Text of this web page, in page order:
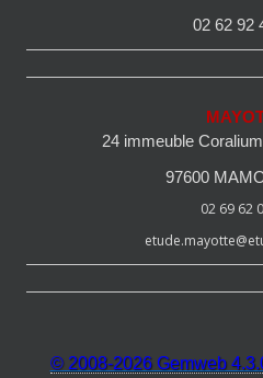
02 62 92
24 immeuble
97600
02 69 62
© 2008-2026 Gemweb